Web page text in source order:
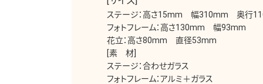
ステージ：高さ15mm 幅310mm 奥行
フォトフレーム：高さ130mm 幅93mm
花立：高さ80mm 直径53mm
[素 材]
ステージ：合わせガラス
フォトフレーム：アルミ＋ガラス